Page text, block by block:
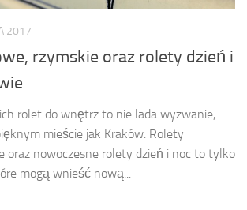
2017
rzymskie oraz rolety dzień i
rolet do wnętrz to nie lada wyzwanie,
mieście jak Kraków. Rolety
oraz nowoczesne rolety dzień i noc to tylko
mogą wnieść nową...